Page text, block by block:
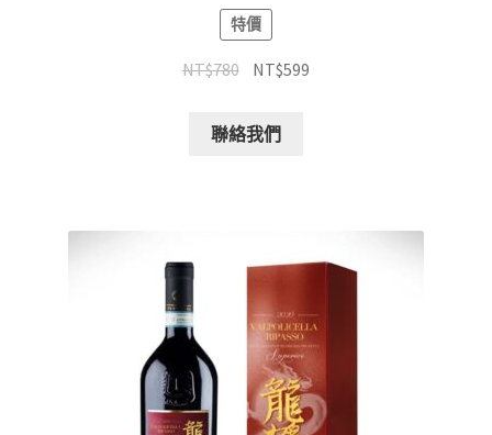
特價
NT$780 NT$599
聯絡我們